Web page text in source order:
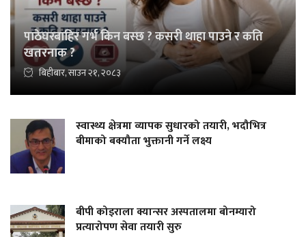
पाठेघरबाहिर गर्भ किन बस्छ ? कसरी थाहा पाउने र कति
खतरनाक ?
बिहीबार, साउन २१, २०८३
स्वास्थ्य क्षेत्रमा व्यापक सुधारको तयारी, भदौभित्र
बीमाको बक्यौता भुक्तानी गर्ने लक्ष्य
बीपी कोइराला क्यान्सर अस्पतालमा बोनम्यारो
प्रत्यारोपण सेवा तयारी सुरु